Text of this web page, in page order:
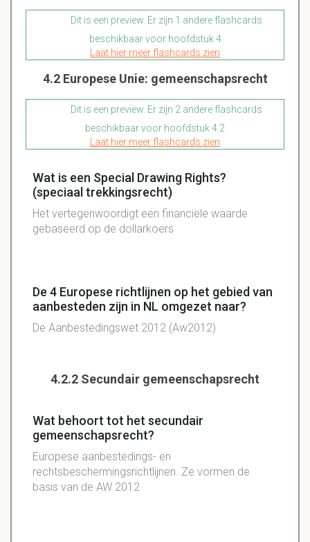
Dit is een preview. Er zijn 1 andere flashcards
beschikbaar voor hoofdstuk 4
Laat hier meer flashcards zien
4.2 Europese Unie: gemeenschapsrecht
Dit is een preview. Er zijn 2 andere flashcards
beschikbaar voor hoofdstuk 4.2
Laat hier meer flashcards zien
Wat is een Special Drawing Rights?
(speciaal trekkingsrecht)
Het vertegenwoordigt een financiële waarde
gebaseerd op de dollarkoers
De 4 Europese richtlijnen op het gebied van
aanbesteden zijn in NL omgezet naar?
De Aanbestedingswet 2012 (Aw2012)
4.2.2 Secundair gemeenschapsrecht
Wat behoort tot het secundair
gemeenschapsrecht?
Europese aanbestedings- en
rechtsbeschermingsrichtlijnen. Ze vormen de
basis van de AW 2012